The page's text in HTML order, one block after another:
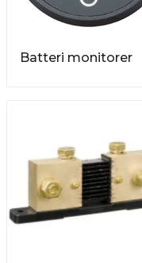
Batteri monitorer